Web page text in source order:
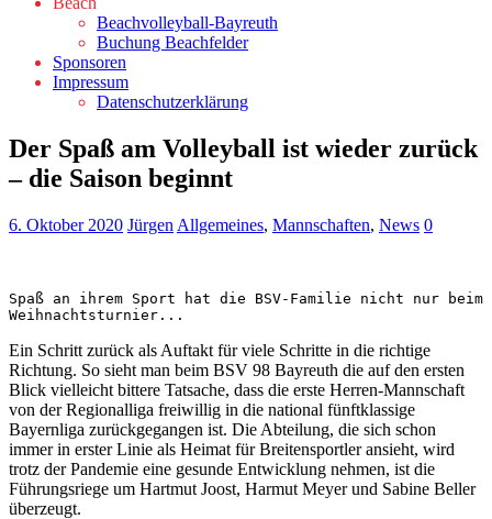
Beachvolleyball-Bayreuth
Buchung Beachfelder
Sponsoren
Impressum
Datenschutzerklärung
Der Spaß am Volleyball ist wieder zurück
– die Saison beginnt
6. Oktober 2020 Jürgen Allgemeines, Mannschaften, News 0
Spaß an ihrem Sport hat die BSV-Familie nicht nur beim
Weihnachtsturnier...
Ein Schritt zurück als Auftakt für viele Schritte in die richtige
Richtung. So sieht man beim BSV 98 Bayreuth die auf den ersten
Blick vielleicht bittere Tatsache, dass die erste Herren-Mannschaft
von der Regionalliga freiwillig in die national fünftklassige
Bayernliga zurückgegangen ist. Die Abteilung, die sich schon
immer in erster Linie als Heimat für Breitensportler ansieht, wird
trotz der Pandemie eine gesunde Entwicklung nehmen, ist die
Führungsriege um Hartmut Joost, Harmut Meyer und Sabine Beller
überzeugt.